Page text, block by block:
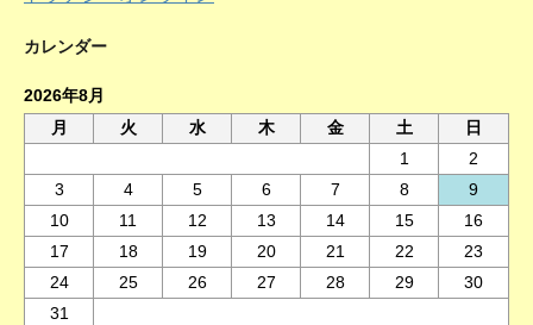
カレンダー
2026年8月
月
火 水 木 金 土
日
1
2
3
4 5 6 7 8
9
10
11 12 13 14 15
16
17
18 19 20 21 22
23
24
25 26 27 28 29
30
31